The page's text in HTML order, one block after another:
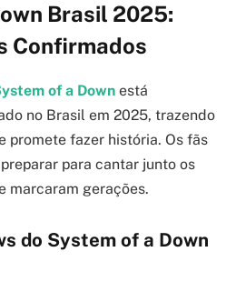
Brasil 2025:
Confirmados
of a Down está
no Brasil em 2025, trazendo
promete fazer história. Os fãs
para cantar junto os
marcaram gerações.
do System of a Down